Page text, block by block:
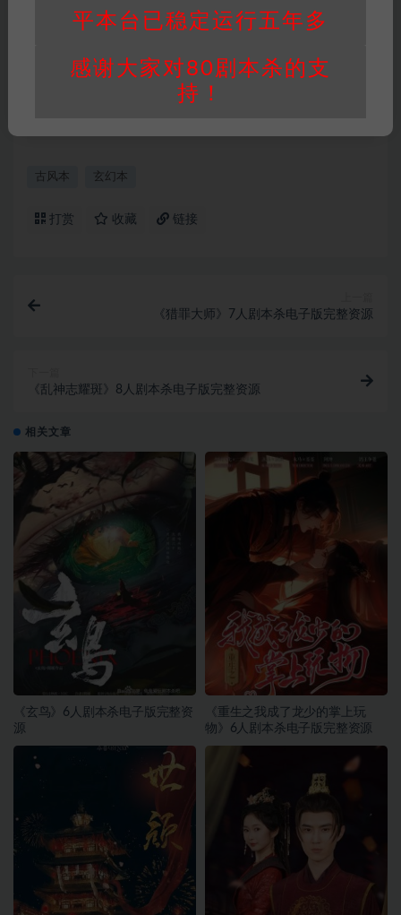
用。
问或购买使用引起的任何行为和纠纷，本站概不
承担任何责任。未经许可的【搬运】和【账号共
享】可能会被取消VIP，恕不另行通知！
古风本 玄幻本
打赏 收藏 链接
《猎罪大师》7人剧本杀电子版完整资源
《乱神志耀斑》8人剧本杀电子版完整资源
相关文章
《玄鸟》6人剧本杀电子版完整资
源
《重生之我成了龙少的掌上玩
物》6人剧本杀电子版完整资源
平本台已稳定运行五年多
感谢大家对80剧本杀的支
持！